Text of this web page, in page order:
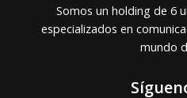
Somos un holding de 6
especializados en
mundo